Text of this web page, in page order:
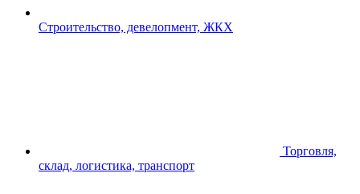
Строительство, девелопмент, ЖКХ
Торговля,
склад, логистика, транспорт